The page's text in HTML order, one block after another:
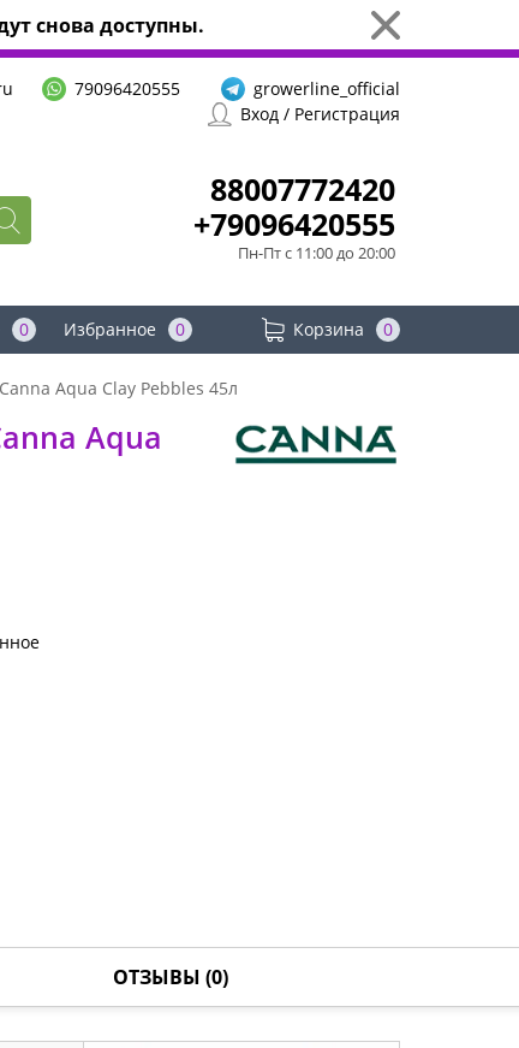
снова доступны.
79096420555
growerline_official
Вход / Регистрация
88007772420
+79096420555
Пн-Пт с 11:00 до 20:00
Корзина 0
Избранное 0
0
Aqua Clay Pebbles 45л
Aqua
ОТЗЫВЫ (0)